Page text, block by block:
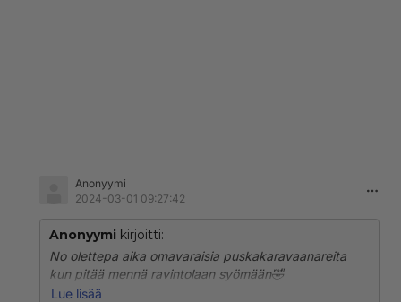
Anonyymi
2024-03-01 09:27:42
Anonyymi kirjoitti:
No olettepa aika omavaraisia puskakaravaanareita
kun pitää mennä ravintolaan syömään🤣
Me ollaan pelkästään puskissa, ei ikinä campinalueilla.
Lue lisää